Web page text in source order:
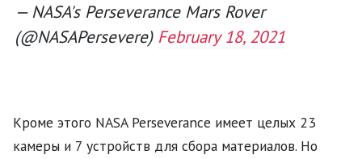
— NASA's Perseverance Mars Rover
(@NASAPersevere) February 18, 2021
Кроме этого NASA Perseverance имеет целых 23
камеры и 7 устройств для сбора материалов. Но